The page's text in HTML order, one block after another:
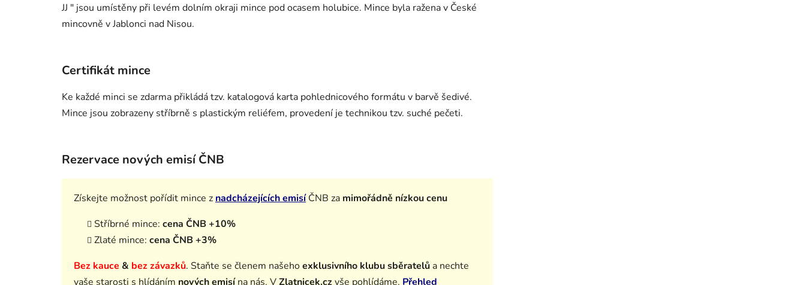
JJ " jsou umístěny při levém dolním okraji mince pod ocasem holubice. Mince byla ražena v České
mincovně v Jablonci nad Nisou.
Certifikát mince
Ke každé minci se zdarma přikládá tzv. katalogová karta pohlednicového formátu v barvě šedivé.
Mince jsou zobrazeny stříbrně s plastickým reliéfem, provedení je technikou tzv. suché pečeti.
Rezervace nových emisí ČNB
Získejte možnost pořídit mince z nadcházejících emisíČNB za mimořádně nízkou cenu
Stříbrné mince: cena ČNB +10%
Zlaté mince: cena ČNB +3%
Bez kauce & bez závazků. Staňte se členem našehoexklusivního klubu sběratelů a nechte
vaše starosti s hlídáním nových emisína nás. VZlatnicek.czvše pohlídáme. Přehled